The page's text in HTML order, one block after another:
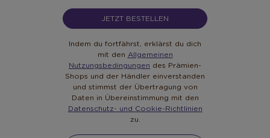
JETZT BESTELLEN
Indem du fortfährst, erklärst du dich
mit den Allgemeinen
Nutzungsbedingungen des Prämien-
Shops und der Händler einverstanden
und stimmst der Übertragung von
Daten in Übereinstimmung mit den
Datenschutz- und Cookie-Richtlinien
zu.